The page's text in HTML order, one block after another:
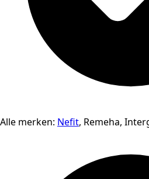
Alle merken: Nefit, Remeha,